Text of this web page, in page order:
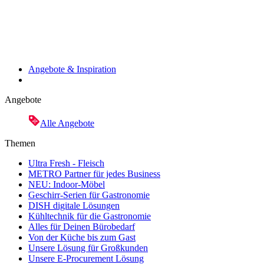
Angebote & Inspiration
Angebote
Alle Angebote
Themen
Ultra Fresh - Fleisch
METRO Partner für jedes Business
NEU: Indoor-Möbel
Geschirr-Serien für Gastronomie
DISH digitale Lösungen
Kühltechnik für die Gastronomie
Alles für Deinen Bürobedarf
Von der Küche bis zum Gast
Unsere Lösung für Großkunden
Unsere E-Procurement Lösung